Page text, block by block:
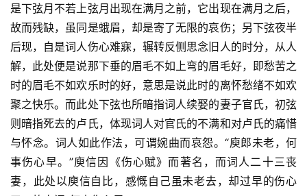
是下弦月不若上弦月出现在满月之前，它出现在满月之后，
故而残缺，虽同是蛾眉，却是寄了无限的哀伤；另下弦夜半
后现，自是词人伤心难寐，辗转反侧思念旧人的时分，从人
解，此处便是说那下垂的眉毛不如上弯的眉毛好，即愁苦之
时的眉毛不如欢乐时的好，意思是说此时的离怀愁绪不如欢
聚之快乐。而此处下弦也所暗指词人续娶的妻子官氏，初弦
则暗指死去的卢氏，体现词人对官氏的不满和对卢氏的痛惜
与怀念。词人如此作法，可谓婉曲而哀怨。“庾郎未老，何
事伤心早。”庾信因《伤心赋》而著名，而词人二十三丧
妻，此处以庾信自比，感慨自己虽未老去，却过早的伤心